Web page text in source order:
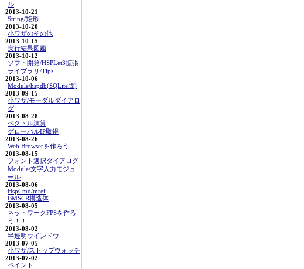
ル
2013-10-21
String/矩形
2013-10-20
小ワザのその他
2013-10-15
実行結果図鑑
2013-10-12
ソフト開発/HSPLet3拡張
ライブラリ/Tips
2013-10-06
Module/hspdb(SQLite版)
2013-09-15
小ワザ/モーダルダイアロ
グ
2013-08-28
ベクトル演算
グローバルIP取得
2013-08-26
Web Browserを作ろう
2013-08-15
フォント選択ダイアログ
Module/文字入力モジュ
ール
2013-08-06
HspCmd/mref
BMSCR構造体
2013-08-05
ネットワークFPSを作ろ
う！！
2013-08-02
半透明ウインドウ
2013-07-05
小ワザ/ストップウォッチ
2013-07-02
ペイント